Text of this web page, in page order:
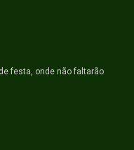
festa, onde não faltarão